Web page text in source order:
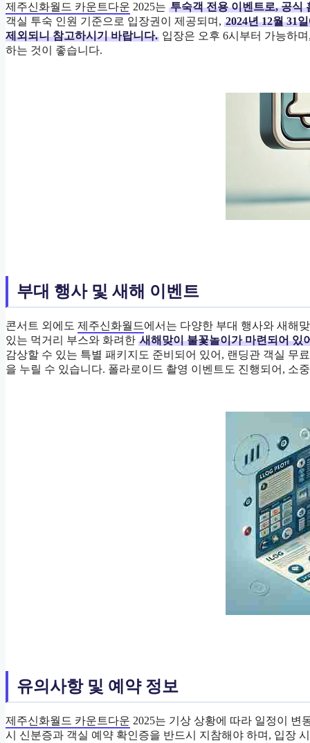
제주신화월드 카운트다운 2025는 투숙객 전용 이벤트로, 공식
객실 투숙 인원 기준으로 입장권이 제공되며, 2024년 12월 31
제외되니 참고하시기 바랍니다. 입장은 오후 6시부터 가능하
하는 것이 좋습니다.
부대 행사 및 새해 이벤트
콘서트 외에도 제주신화월드에서는 다양한 부대 행사와 새해
있는 먹거리 부스와 화려한 새해맞이 불꽃놀이가 마련되어 있
감상할 수 있는 특별 패키지도 준비되어 있어, 랜딩관 객실 무
을 누릴 수 있습니다. 폴라로이드 촬영 이벤트도 진행되어, 소
유의사항 및 예약 정보
제주신화월드 카운트다운 2025는 기상 상황에 따라 일정이 변
시 신분증과 객실 예약 확인증을 반드시 지참해야 하며, 입장